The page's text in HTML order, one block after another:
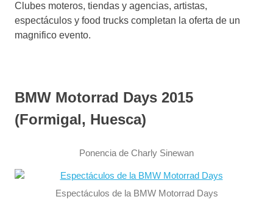
Clubes moteros, tiendas y agencias, artistas,
espectáculos y food trucks completan la oferta de un
magnifico evento.
BMW Motorrad Days 2015
(Formigal, Huesca)
Ponencia de Charly Sinewan
Espectáculos de la BMW Motorrad Days